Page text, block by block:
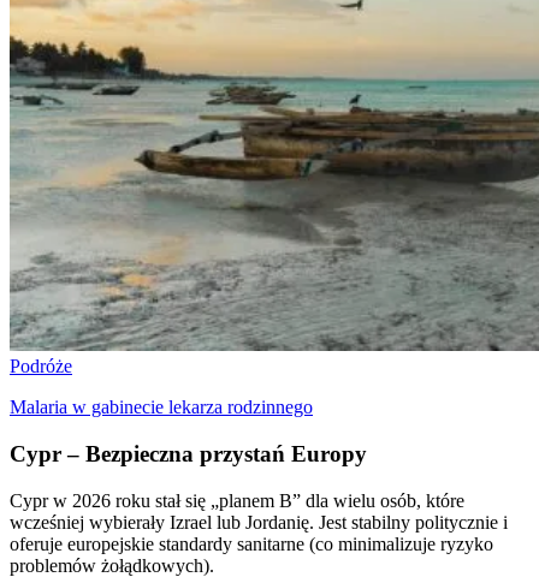
Podróże
Malaria w gabinecie lekarza rodzinnego
Cypr – Bezpieczna przystań Europy
Cypr w 2026 roku stał się „planem B” dla wielu osób, które
wcześniej wybierały Izrael lub Jordanię. Jest stabilny politycznie i
oferuje europejskie standardy sanitarne (co minimalizuje ryzyko
problemów żołądkowych).